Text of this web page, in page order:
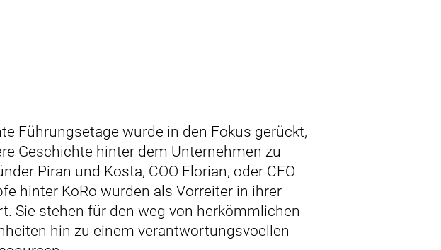
Führungsetage wurde in den Fokus gerückt,
Geschichte hinter dem Unternehmen zu
Piran und Kosta, COO Florian, oder CFO
hinter KoRo wurden als Vorreiter in ihrer
Sie stehen für den weg von herkömmlichen
hin zu einem verantwortungsvoellen